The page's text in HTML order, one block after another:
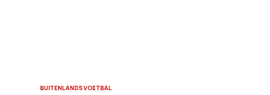
BUITENLANDS VOETBAL